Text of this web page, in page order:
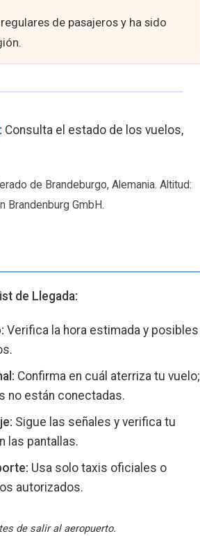
de pasajeros y ha sido
: Consulta el estado de los vuelos,
de Brandeburgo, Alemania. Altitud:
Brandenburg GmbH.
de Llegada:
Verifica la hora estimada y posibles
Confirma en cuál aterriza tu vuelo;
no están conectadas.
Sigue las señales y verifica tu
las pantallas.
Usa solo taxis oficiales o
autorizados.
de salir al aeropuerto.